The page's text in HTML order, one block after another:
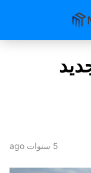
5 سنوات ago